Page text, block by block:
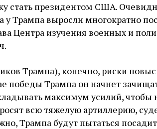
стать президентом США.
у Трампа выросли многократно
Центра изучения военных и
Трампа), конечно, риски
победы Трампа он начнет
максимум усилий, чтобы
всю тяжелую артиллерию,
Трампа будут пытаться